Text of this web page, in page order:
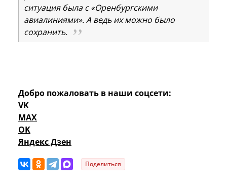
ситуация была с «Оренбургскими
авиалиниями». А ведь их можно было
сохранить.
Добро пожаловать в наши соцсети:
VK
MAX
OK
Яндекс Дзен
Поделиться